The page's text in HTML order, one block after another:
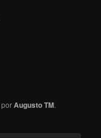
porAugusto TM.